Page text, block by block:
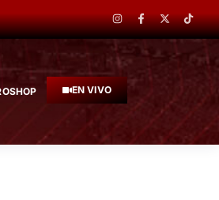
EN VIVO